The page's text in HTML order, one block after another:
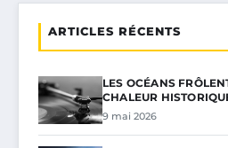
ARTICLES RÉCENTS
LES OCÉANS
CHALEUR
9 mai 2026